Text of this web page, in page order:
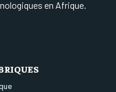
en Afrique.